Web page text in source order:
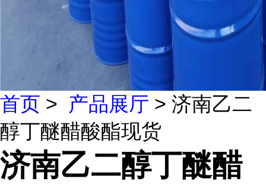
首页 > 产品展厅 > 济南乙二
醇丁醚醋酸酯现货
济南乙二醇丁醚醋